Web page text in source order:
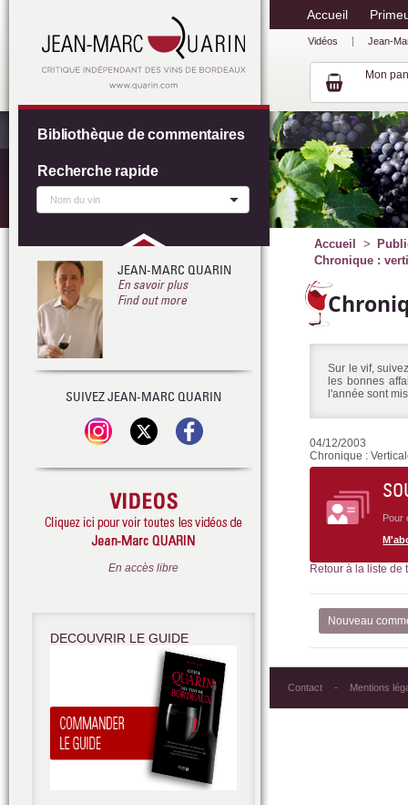
Accueil
Vidéos Jean-
Mon
Accueil
Chronique :
Sur le vif,
les bonnes
l'année sont
04/12/2003
Chronique :
Pour
Retour à la liste de
Nouveau
Contact Mentions
Bibliothèque de commentaires
Recherche rapide
JEAN-MARC QUARIN
En savoir plus
Find out more
SUIVEZ JEAN-MARC QUARIN
En accès libre
DECOUVRIR LE GUIDE